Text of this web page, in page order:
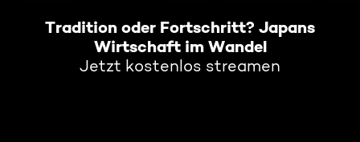
Tradition oder Fortschritt? Japans
Wirtschaft im Wandel
Jetzt kostenlos streamen